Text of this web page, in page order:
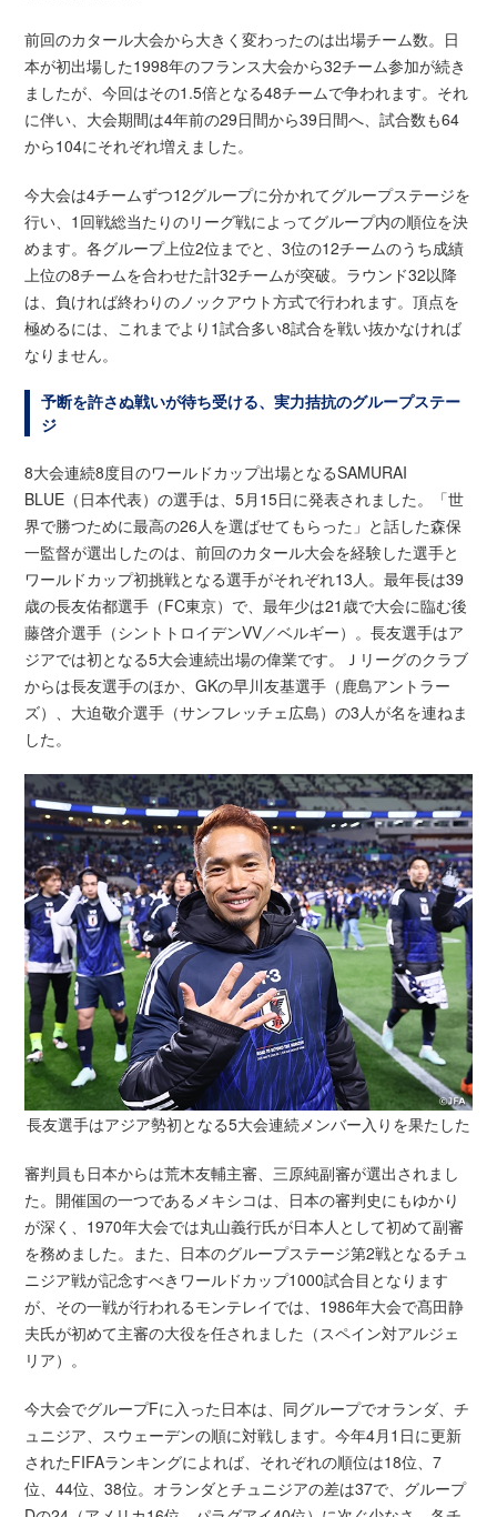
前回のカタール大会から大きく変わったのは出場チーム数。日
本が初出場した1998年のフランス大会から32チーム参加が続き
ましたが、今回はその1.5倍となる48チームで争われます。それ
に伴い、大会期間は4年前の29日間から39日間へ、試合数も64
から104にそれぞれ増えました。
今大会は4チームずつ12グループに分かれてグループステージを
行い、1回戦総当たりのリーグ戦によってグループ内の順位を決
めます。各グループ上位2位までと、3位の12チームのうち成績
上位の8チームを合わせた計32チームが突破。ラウンド32以降
は、負ければ終わりのノックアウト方式で行われます。頂点を
極めるには、これまでより1試合多い8試合を戦い抜かなければ
なりません。
予断を許さぬ戦いが待ち受ける、実力拮抗のグループステー
ジ
8大会連続8度目のワールドカップ出場となるSAMURAI
BLUE（日本代表）の選手は、5月15日に発表されました。「世
界で勝つために最高の26人を選ばせてもらった」と話した森保
一監督が選出したのは、前回のカタール大会を経験した選手と
ワールドカップ初挑戦となる選手がそれぞれ13人。最年長は39
歳の長友佑都選手（FC東京）で、最年少は21歳で大会に臨む後
藤啓介選手（シントトロイデンVV／ベルギー）。長友選手はア
ジアでは初となる5大会連続出場の偉業です。Ｊリーグのクラブ
からは長友選手のほか、GKの早川友基選手（鹿島アントラー
ズ）、大迫敬介選手（サンフレッチェ広島）の3人が名を連ねま
した。
長友選手はアジア勢初となる5大会連続メンバー入りを果たした
審判員も日本からは荒木友輔主審、三原純副審が選出されまし
た。開催国の一つであるメキシコは、日本の審判史にもゆかり
が深く、1970年大会では丸山義行氏が日本人として初めて副審
を務めました。また、日本のグループステージ第2戦となるチュ
ニジア戦が記念すべきワールドカップ1000試合目となります
が、その一戦が行われるモンテレイでは、1986年大会で髙田静
夫氏が初めて主審の大役を任されました（スペイン対アルジェ
リア）。
今大会でグループFに入った日本は、同グループでオランダ、チ
ュニジア、スウェーデンの順に対戦します。今年4月1日に更新
されたFIFAランキングによれば、それぞれの順位は18位、7
位、44位、38位。オランダとチュニジアの差は37で、グループ